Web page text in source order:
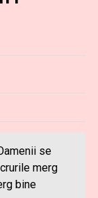
se
merg
bine